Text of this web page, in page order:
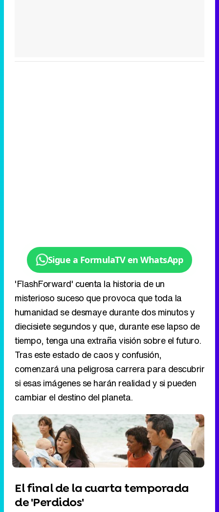
Sigue a FormulaTV en WhatsApp
'FlashForward' cuenta la historia de un
misterioso suceso que provoca que toda la
humanidad se desmaye durante dos minutos y
diecisiete segundos y que, durante ese lapso de
tiempo, tenga una extraña visión sobre el futuro.
Tras este estado de caos y confusión,
comenzará una peligrosa carrera para descubrir
si esas imágenes se harán realidad y si pueden
cambiar el destino del planeta.
El final de la cuarta temporada
de 'Perdidos'